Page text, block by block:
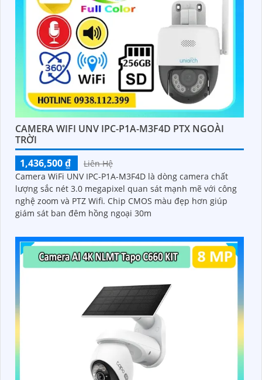
CAMERA WIFI UNV IPC-P1A-M3F4D PTX NGOÀI
TRỜI
1,436,500 ₫
Liên Hệ
Camera WiFi UNV IPC-P1A-M3F4D là dòng camera chất
lượng sắc nét 3.0 megapixel quan sát mạnh mẽ với công
nghệ zoom và PTZ Wifi. Chip CMOS màu đẹp hơn giúp
giám sát ban đêm hồng ngoại 30m